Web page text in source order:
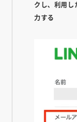
クし、利用し
力する